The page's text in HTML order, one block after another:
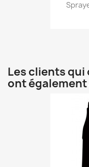
Les clients
ont